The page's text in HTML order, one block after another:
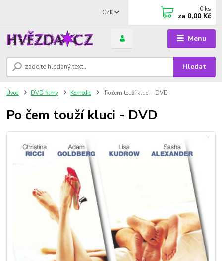
Menu
CZK
Hledat
0 ks
za 0,00 Kč
Úvod DVD filmy Komedie Po čem touží kluci - DVD
Po čem touží kluci - DVD